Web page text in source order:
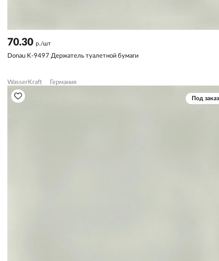
70.30 р./шт
Donau K-9497 Держатель туалетной бумаги
WasserKraft Германия
Под заказ